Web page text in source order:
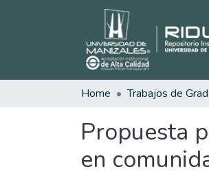
Home Trabajos de
Propuesta
en